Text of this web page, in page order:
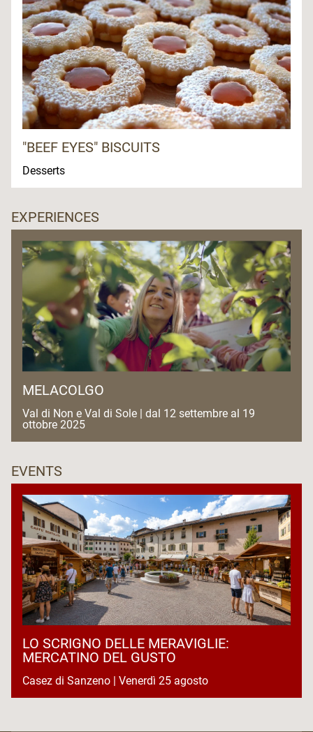
"BEEF EYES" BISCUITS
Desserts
EXPERIENCES
MELACOLGO
Val di Non e Val di Sole | dal 12 settembre al 19
ottobre 2025
EVENTS
LO SCRIGNO DELLE MERAVIGLIE:
MERCATINO DEL GUSTO
Casez di Sanzeno | Venerdì 25 agosto